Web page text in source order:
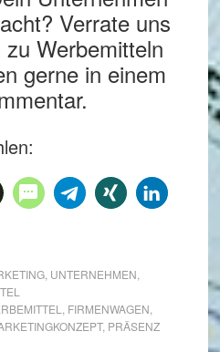
Verrate uns
Werbemitteln
gerne in einem
, UNTERNEHMEN
FIRMENWAGEN
, PRÄSENZ